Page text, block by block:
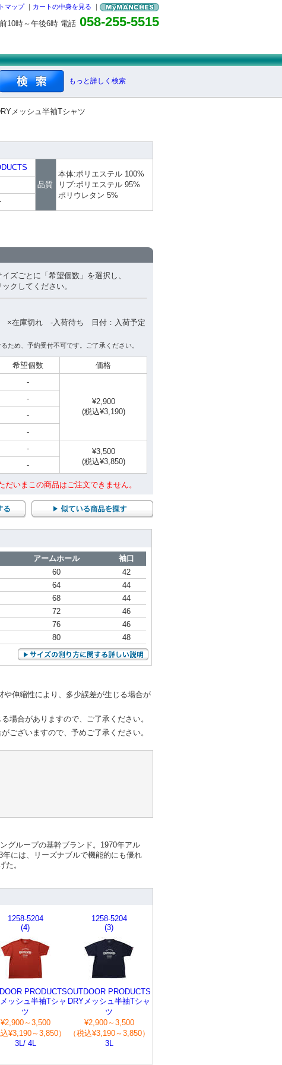
カートの中身を見る ｜
マップ｜
前10時～午後6時 電話 058-255-5515
もっと詳しく検索
メッシュ半袖Tシャツ
品質
本体:ポリエステル 100%
リブ:ポリエステル 95%
ポリウレタン 5%
ズごとに「希望個数」を選択し、
クしてください。
在庫切れ -入荷待ち 日付：入荷予定
ため、予約受付不可です。ご了承ください。
希望個数
価格
-
¥2,900
(税込¥3,190)
-
-
-
-
¥3,500
(税込¥3,850)
-
だいまこの商品はご注文できません。
アームホール
袖口
60
42
64
44
68
44
72
46
76
46
80 48
や伸縮性により、多少誤差が生じる場合が
場合がありますので、ご了承ください。
ございますので、予めご了承ください。
グループの基幹ブランド。1970年アル
には、リーズナブルで機能的にも優れ
た。
1258-5204
(4)
PRODUCTS
ッシュ半袖Tシャ
ツ
¥2,900～3,500
込¥3,190～3,850）
3L/ 4L
1258-5204
(3)
OUTDOOR PRODUCTS
DRYメッシュ半袖Tシャ
ツ
¥2,900～3,500
（税込¥3,190～3,850）
3L